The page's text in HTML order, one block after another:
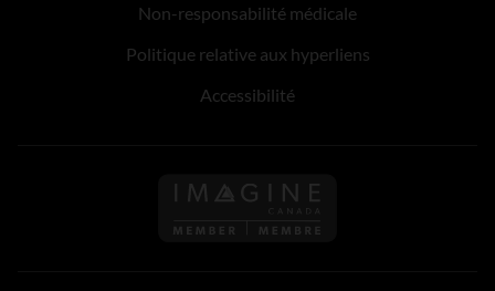
Non-responsabilité médicale
Politique relative aux hyperliens
Accessibilité